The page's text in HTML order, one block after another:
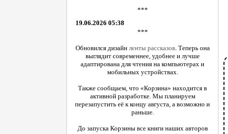
***
19.06.2026 05:38
***
Обновился дизайн ленты рассказов. Теперь она
выглядит современнее, удобнее и лучше
адаптирована для чтения на компьютерах и
мобильных устройствах.
Также сообщаем, что «Корзина» находится в
активной разработке. Мы планируем
перезапустить её к концу августа, а возможно и
раньше.
До запуска Корзины все книги наших авторов